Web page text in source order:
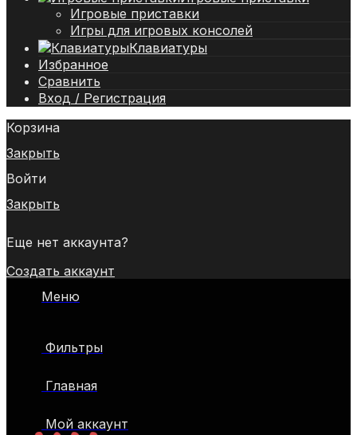
Игровые приставки
Игры для игровых консолей
Клавиатуры
Избранное
Сравнить
Вход / Регистрация
Корзина
Закрыть
Войти
Закрыть
Еще нет аккаунта?
Создать аккаунт
Меню
Фильтры
Главная
Мой аккаунт